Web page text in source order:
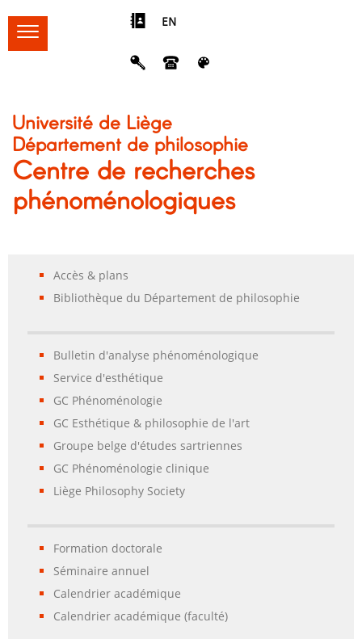
EN
Université de Liège
Département de philosophie
Centre de recherches
phénoménologiques
Accès & plans
Bibliothèque du Département de philosophie
Bulletin d'analyse phénoménologique
Service d'esthétique
GC Phénoménologie
GC Esthétique & philosophie de l'art
Groupe belge d'études sartriennes
GC Phénoménologie clinique
Liège Philosophy Society
Formation doctorale
Séminaire annuel
Calendrier académique
Calendrier académique (faculté)